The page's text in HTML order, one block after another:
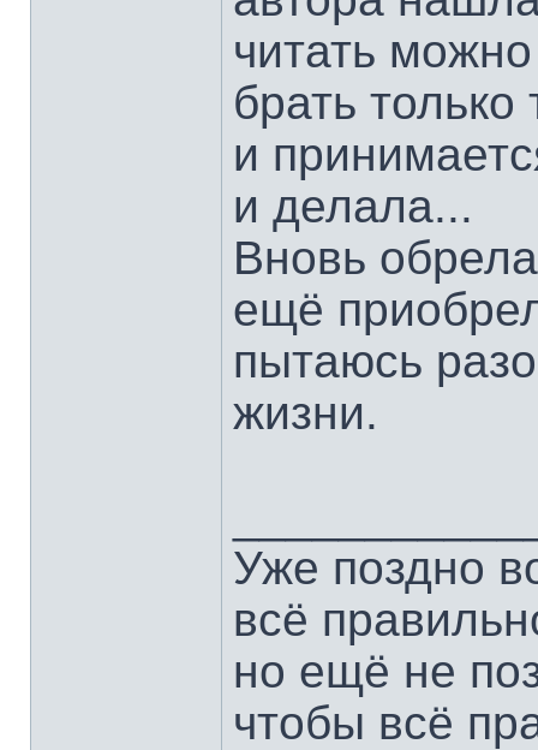
читать
брать
и
и делала...
Вновь
ещё
пытаюсь
жизни.
Уже поздно
всё
но ещё не
чтобы всё